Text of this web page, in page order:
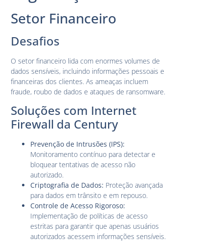
Setor Financeiro
Desafios
O setor financeiro lida com enormes volumes de
dados sensíveis, incluindo informações pessoais e
financeiras dos clientes. As ameaças incluem
fraude, roubo de dados e ataques de ransomware.
Soluções com Internet
Firewall da Century
Prevenção de Intrusões (IPS):
Monitoramento contínuo para detectar e
bloquear tentativas de acesso não
autorizado.
Criptografia de Dados: Proteção avançada
para dados em trânsito e em repouso.
Controle de Acesso Rigoroso:
Implementação de políticas de acesso
estritas para garantir que apenas usuários
autorizados acessem informações sensíveis.